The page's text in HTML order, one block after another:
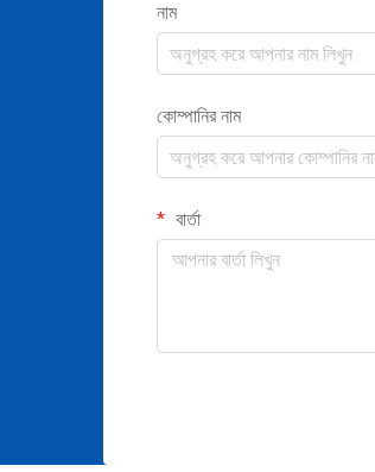
নাম
কোম্পানির নাম
বার্তা